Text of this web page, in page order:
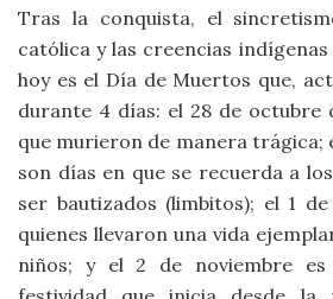
Tras la conquista, el
católica y las creencias
hoy es el Día de Muertos que,
durante 4 días: el 28 de octubre
que murieron de manera trágica;
son días en que se recuerda a
ser bautizados (limbitos); el 1
quienes llevaron una vida
niños; y el 2 de noviembre